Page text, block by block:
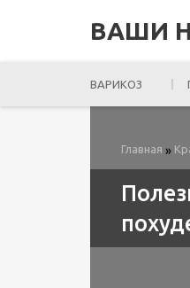
ВАШИ
ВАРИКОЗ
Главная »